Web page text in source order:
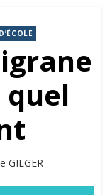
quel
GILGER